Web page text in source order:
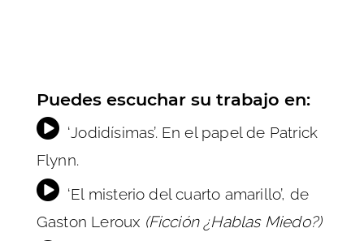
Puedes escuchar su trabajo en:
‘Jodidísimas’. En el papel de Patrick
Flynn.
‘El misterio del cuarto amarillo’, de
Gaston Leroux (Ficción ¿Hablas Miedo?)